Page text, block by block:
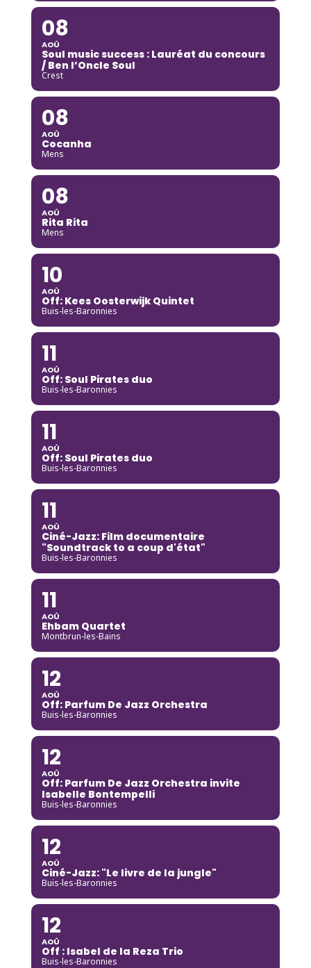
08
AOÛ
Soul music success : Lauréat du concours
/ Ben l’Oncle Soul
Crest
08
AOÛ
Cocanha
Mens
08
AOÛ
Rita Rita
Mens
10
AOÛ
Off: Kees Oosterwijk Quintet
Buis-les-Baronnies
11
AOÛ
Off: Soul Pirates duo
Buis-les-Baronnies
11
AOÛ
Off: Soul Pirates duo
Buis-les-Baronnies
11
AOÛ
Ciné-Jazz: Film documentaire
"Soundtrack to a coup d'état"
Buis-les-Baronnies
11
AOÛ
Ehbam Quartet
Montbrun-les-Bains
12
AOÛ
Off: Parfum De Jazz Orchestra
Buis-les-Baronnies
12
AOÛ
Off: Parfum De Jazz Orchestra invite
Isabelle Bontempelli
Buis-les-Baronnies
12
AOÛ
Ciné-Jazz: "Le livre de la jungle"
Buis-les-Baronnies
12
AOÛ
Off : Isabel de la Reza Trio
Buis-les-Baronnies